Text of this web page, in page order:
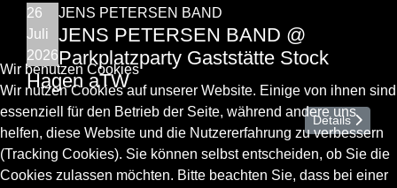
26
Juli
2026
JENS PETERSEN BAND
JENS PETERSEN BAND @
Parkplatzparty Gaststätte Stock
Hagen aTW
Details
Wir benutzen Cookies
Wir nutzen Cookies auf unserer Website. Einige von ihnen sind
essenziell für den Betrieb der Seite, während andere uns
helfen, diese Website und die Nutzererfahrung zu verbessern
(Tracking Cookies). Sie können selbst entscheiden, ob Sie die
Cookies zulassen möchten. Bitte beachten Sie, dass bei einer